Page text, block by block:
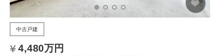
中古戸建
4,480万円